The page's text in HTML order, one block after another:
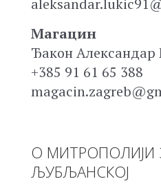
Магацин
Ђакон
+385 91 61 65 388
О МИТРОПОЛИЈИ
ЉУБЉАНСКОЈ